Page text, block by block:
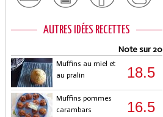
AUTRES IDÉES RECETTES
Note sur 20
Muffins au miel et
au pralin
18.5
Muffins pommes
carambars
16.5